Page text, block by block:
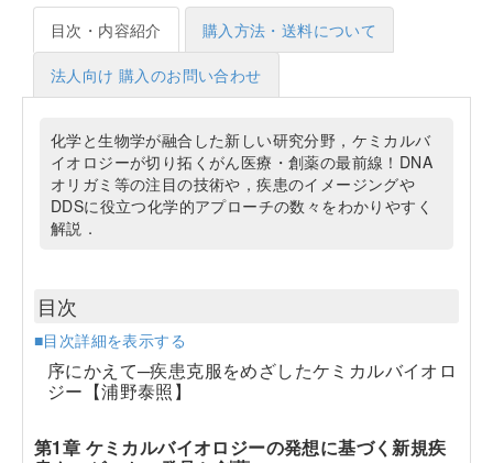
目次・内容紹介 購入方法・送料について
法人向け 購入のお問い合わせ
化学と生物学が融合した新しい研究分野，ケミカルバ
イオロジーが切り拓くがん医療・創薬の最前線！DNA
オリガミ等の注目の技術や，疾患のイメージングや
DDSに役立つ化学的アプローチの数々をわかりやすく
解説．
目次
■目次詳細を表示する
序にかえて─疾患克服をめざしたケミカルバイオロ
ジー【浦野泰照】
第1章 ケミカルバイオロジーの発想に基づく新規疾